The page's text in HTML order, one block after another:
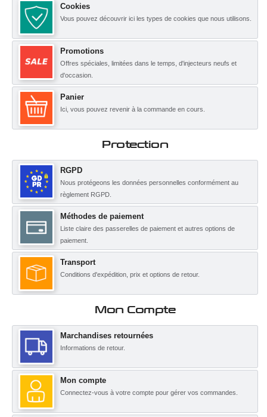
Cookies
Vous pouvez découvrir ici les types de cookies que nous utilisons.
Promotions
Offres spéciales, limitées dans le temps, d'injecteurs neufs et
d'occasion.
Panier
Ici, vous pouvez revenir à la commande en cours.
Protection
RGPD
Nous protégeons les données personnelles conformément au
règlement RGPD.
Méthodes de paiement
Liste claire des passerelles de paiement et autres options de
paiement.
Transport
Conditions d'expédition, prix et options de retour.
Mon Compte
Marchandises retournées
Informations de retour.
Mon compte
Connectez-vous à votre compte pour gérer vos commandes.